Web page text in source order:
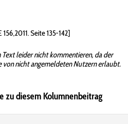
Seite 135-142]
leider nicht kommentieren, da der
von nicht angemeldeten Nutzern erlaubt.
zu diesem Kolumnenbeitrag